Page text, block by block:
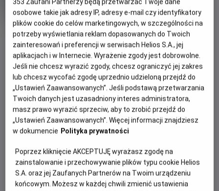
OBSERWUJ
Anime
Oryginalny
tytuł
Kōkaku Kidōtai Gatunek
Anime
Minimalny
wiek
Od 15 lat
Czas
trwania
93 min
REŻYSERIA
Mamoru Oshii
SCENARIUSZ
Kazunori Itô
OBSADA
Atsuko Tanaka, Akio Ôtsuka, Kôichi Yamadera, Yutaka Nakano,
Tamio Ôki
WIĘCEJ SZCZEGÓŁÓW
OPIS WYDARZENIA
Gdy cyborg Major Motoko Kusanagi z Sekcji 9 rusza tropem
hakera znanego jako Władca Marionetek, kryminalna intryga
szybko zamienia się w fascynującą opowieść o tożsamości
właściwie czyni nas ludźmi? I czy(m) jest „duch w
skorupie”?
„Ghost in the Shell” to zarazem estetyczny majstersztyk:
353 Zaufani Partnerzy będą przetwarzać Twoje dane
osobowe takie jak adresy IP, adresy e-mail czy identyfikatory
plików cookie do celów marketingowych, w szczególności na
potrzeby wyświetlania reklam dopasowanych do Twoich
zainteresowań i preferencji w serwisach Helios S.A., jej
aplikacjach i w Internecie. Wyrażenie zgody jest dobrowolne.
Jeśli nie chcesz wyrazić zgody, chcesz ograniczyć jej zakres
lub chcesz wycofać zgodę uprzednio udzieloną przejdź do
„Ustawień Zaawansowanych”. Jeśli podstawą przetwarzania
Twoich danych jest uzasadniony interes administratora,
masz prawo wyrazić sprzeciw, aby to zrobić przejdź do
„Ustawień Zaawansowanych”. Więcej informacji znajdziesz
w dokumencie Polityka prywatności
Poprzez kliknięcie AKCEPTUJĘ wyrażasz zgodę na
zainstalowanie i przechowywanie plików typu cookie Helios
S.A. oraz jej Zaufanych Partnerów na Twoim urządzeniu
końcowym. Możesz w każdej chwili zmienić ustawienia